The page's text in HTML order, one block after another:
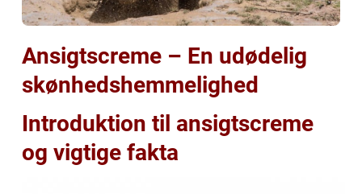
Ansigtscreme – En udødelig
skønhedshemmelighed
Introduktion til ansigtscreme
og vigtige fakta